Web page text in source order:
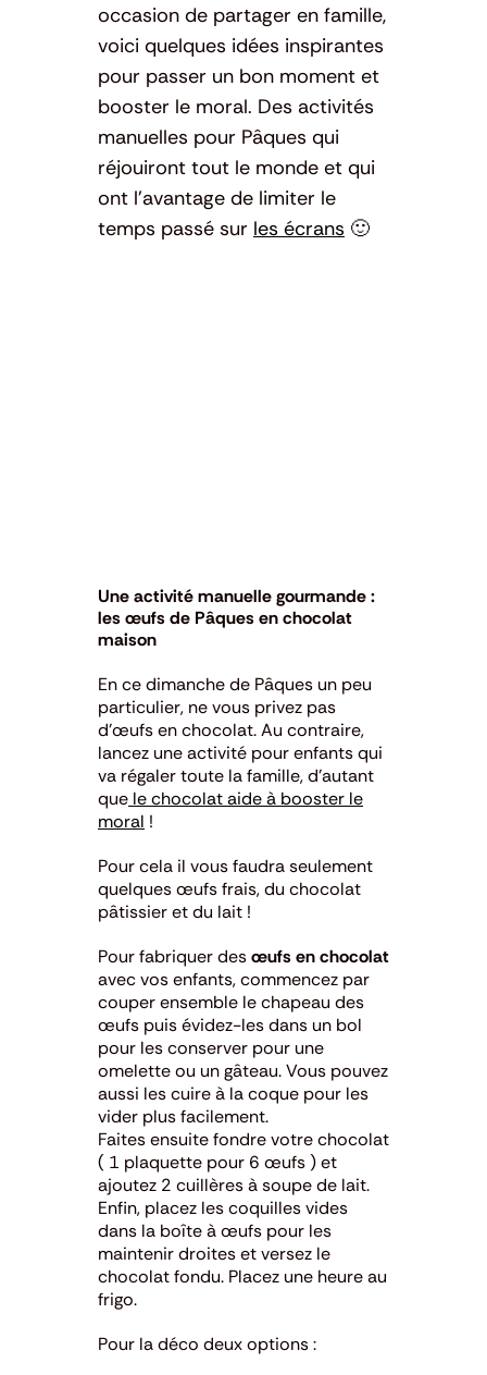
occasion de partager en famille,
voici quelques idées inspirantes
pour passer un bon moment et
booster le moral. Des activités
manuelles pour Pâques qui
réjouiront tout le monde et qui
ont l’avantage de limiter le
temps passé sur les écrans 🙂
Une activité manuelle gourmande :
les œufs de Pâques en chocolat
maison
En ce dimanche de Pâques un peu
particulier, ne vous privez pas
d’œufs en chocolat. Au contraire,
lancez une activité pour enfants qui
va régaler toute la famille, d’autant
que le chocolat aide à booster le
moral !
Pour cela il vous faudra seulement
quelques œufs frais, du chocolat
pâtissier et du lait !
Pour fabriquer desœufs en chocolat
avec vos enfants, commencez par
couper ensemble le chapeau des
œufs puis évidez-les dans un bol
pour les conserver pour une
omelette ou un gâteau. Vous pouvez
aussi les cuire à la coque pour les
vider plus facilement.
Faites ensuite fondre votre chocolat
( 1 plaquette pour 6 œufs ) et
ajoutez 2 cuillères à soupe de lait.
Enfin, placez les coquilles vides
dans la boîte à œufs pour les
maintenir droites et versez le
chocolat fondu. Placez une heure au
frigo.
Pour la déco deux options :